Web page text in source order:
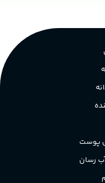
مرکباتی
و مرکبات، وانیل،
چوبی
پوست
رسان